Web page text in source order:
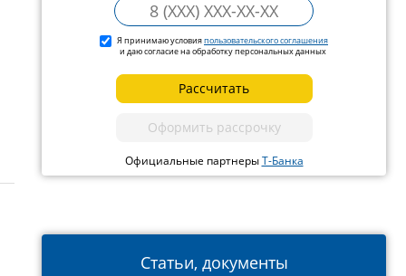
Я принимаю условияпользовательского соглашения
и даю согласие на обработку персональных данных
Рассчитать
Оформить рассрочку
Официальные партнерыТ-Банка
Статьи, документы